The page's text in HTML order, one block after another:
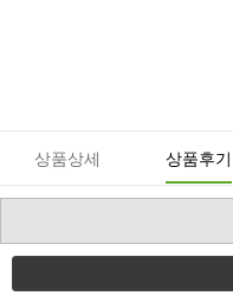
상품상세 상품후기